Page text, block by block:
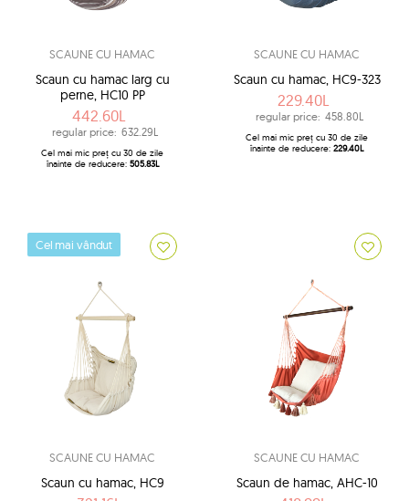
SCAUNE CU HAMAC
Scaun cu hamac larg cu
perne, HC10 PP
442.60L
regular price: 632.29L
Cel mai mic preț cu 30 de zile
înainte de reducere: 505.83L
SCAUNE CU HAMAC
Scaun cu hamac, HC9-323
229.40L
regular price: 458.80L
Cel mai mic preț cu 30 de zile
înainte de reducere: 229.40L
Cel mai vândut
SCAUNE CU HAMAC
Scaun cu hamac, HC9
SCAUNE CU HAMAC
Scaun de hamac, AHC-10